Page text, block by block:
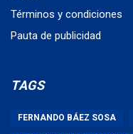
Términos y condiciones
Pauta de publicidad
TAGS
FERNANDO BÁEZ SOSA